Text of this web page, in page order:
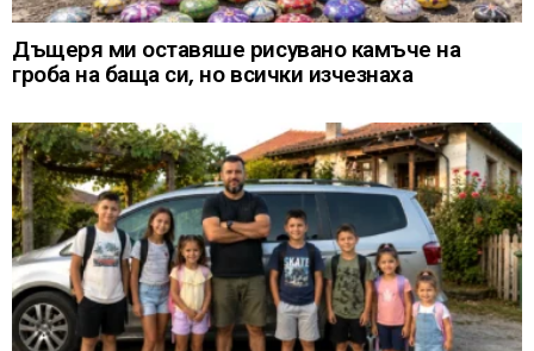
Дъщеря ми оставяше рисувано камъче на
гроба на баща си, но всички изчезнаха